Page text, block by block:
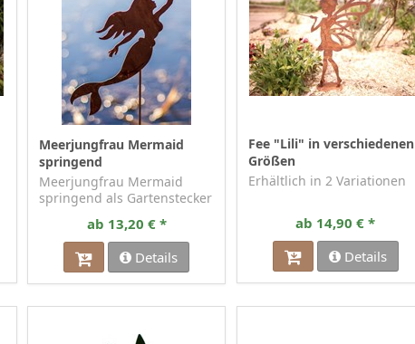
Meerjungfrau Mermaid
springend
Meerjungfrau Mermaid
springend als Gartenstecker
ab 13,20 € *
Details
Fee "Lili" in verschiedenen
Größen
Erhältlich in 2 Variationen
ab 14,90 € *
Details